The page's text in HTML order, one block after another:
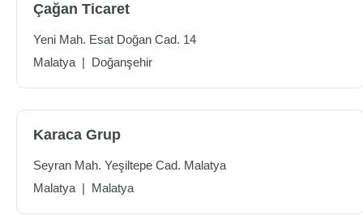
Çağan Ticaret
Yeni Mah. Esat Doğan Cad. 14
Malatya | Doğanşehir
Karaca Grup
Seyran Mah. Yeşiltepe Cad. Malatya
Malatya | Malatya